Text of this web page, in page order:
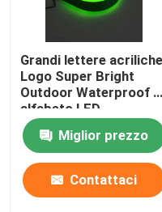
Grandi lettere acriliche
Logo Super Bright
Outdoor Waterproof di
alfabeto LED
Miglior prezzo
Contattaci